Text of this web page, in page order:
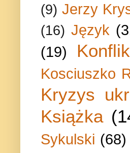
(9) Jerzy
(16) Język
(19)
Kosciuszko
Kryzys
Książka
Sykulski (68)